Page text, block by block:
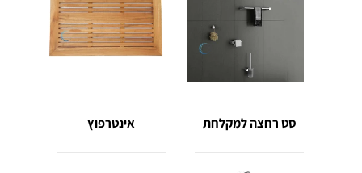
סט רחצה למקלחת אינטרפוץ